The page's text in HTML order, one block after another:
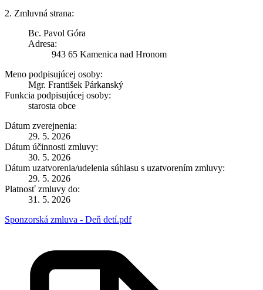
2. Zmluvná strana:
Bc. Pavol Góra
Adresa:
943 65 Kamenica nad Hronom
Meno podpisujúcej osoby:
Mgr. František Párkanský
Funkcia podpisujúcej osoby:
starosta obce
Dátum zverejnenia:
29. 5. 2026
Dátum účinnosti zmluvy:
30. 5. 2026
Dátum uzatvorenia/udelenia súhlasu s uzatvorením zmluvy:
29. 5. 2026
Platnosť zmluvy do:
31. 5. 2026
Sponzorská zmluva - Deň detí.pdf